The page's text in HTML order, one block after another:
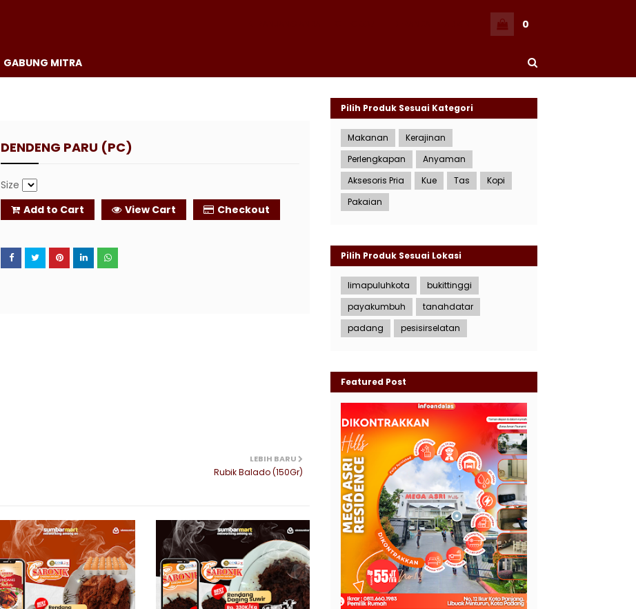
0
GABUNG MITRA
DENDENG PARU (PC)
Size
Add to Cart
View Cart Checkout
LEBIH BARU
Rubik Balado (150Gr)
Pilih Produk Sesuai Kategori
Makanan
Kerajinan
Perlengkapan
Anyaman
Aksesoris Pria
Kue Tas
Kopi
Pakaian
Pilih Produk Sesuai Lokasi
limapuluhkota
bukittinggi
payakumbuh
tanahdatar
padang
pesisirselatan
Featured Post